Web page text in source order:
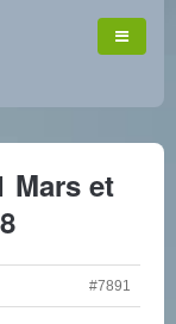
Mars et
#7891